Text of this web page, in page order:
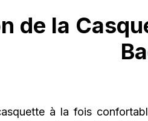
de la
à la fois